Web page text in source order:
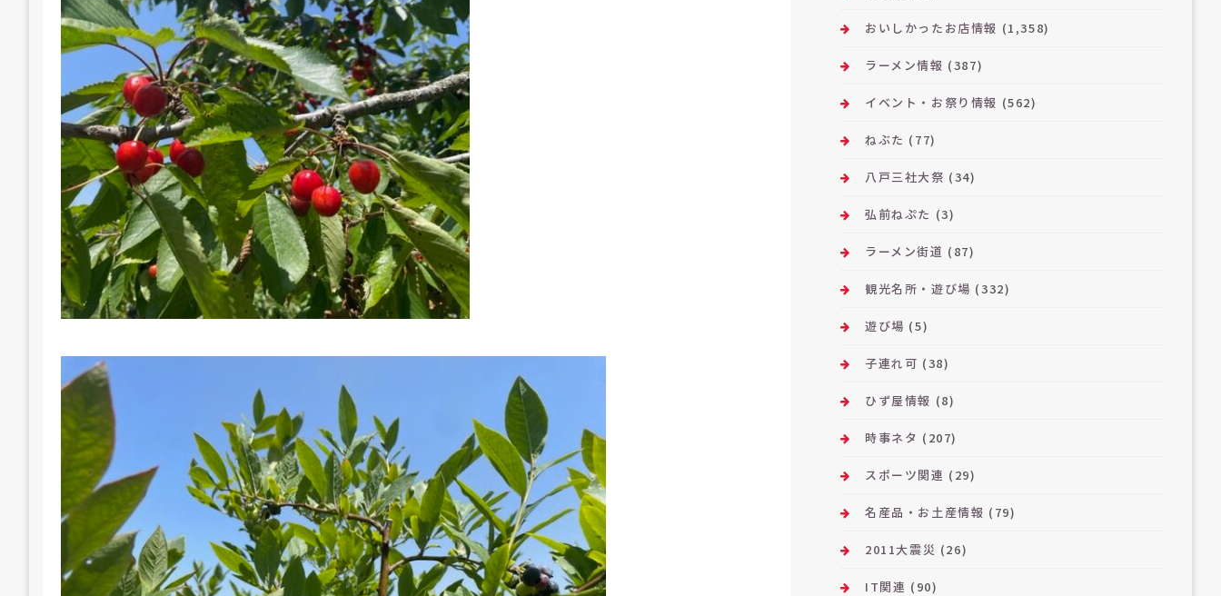
おいしかったお店情報 (1,358)
ラーメン情報 (387)
イベント・お祭り情報 (562)
ねぶた (77)
八戸三社大祭 (34)
弘前ねぷた (3)
ラーメン街道 (87)
観光名所・遊び場 (332)
遊び場 (5)
子連れ可 (38)
ひず屋情報 (8)
時事ネタ (207)
スポーツ関連 (29)
名産品・お土産情報 (79)
2011大震災 (26)
IT関連 (90)